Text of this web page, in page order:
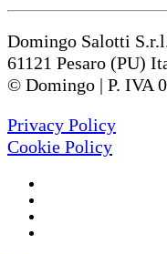
Domingo Salotti
61121 Pesaro (PU)
© Domingo | P. IVA
Privacy Policy
Cookie Policy